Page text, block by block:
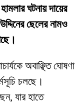
ঘটনায় দায়ের
ছেলের নামও
অবাঞ্ছিত ঘোষণা
চলছে।
যার হাতে